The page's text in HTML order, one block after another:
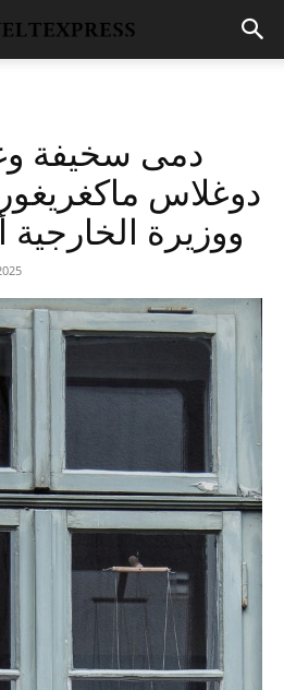
دوغلاس
ووزيرة الخارجية